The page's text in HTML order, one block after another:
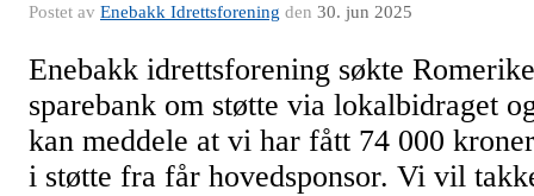
Postet av Enebakk Idrettsforening den 30. jun 2025
Enebakk idrettsforening søkte Romerike
sparebank om støtte via lokalbidraget
kan meddele at vi har fått 74 000 kroner
i støtte fra får hovedsponsor. Vi vil